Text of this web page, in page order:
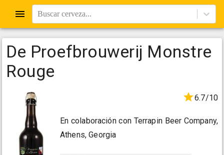
Buscar cerveza...
De Proefbrouwerij Monstre
Rouge
6.7/10
En colaboración con Terrapin Beer Company,
Athens, Georgia